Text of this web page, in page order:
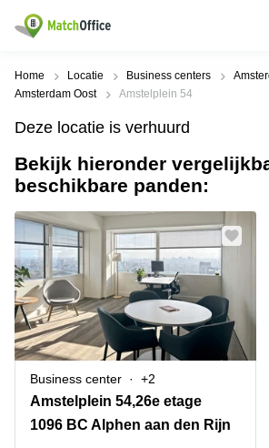
Huren / Verhuren
Productpagina's
Kantoorruimten
Business
Flexplekken
Coworking
Spaces
Vergaderruimten
Virtueel
Kantoor
Bedrijfsruimte
Populaire
Steden
Alkmaar
Oost
Amsterdam
Westpoort
Bergen
op
Zoom
Amersfoort
Breda
Hengelo
Populaire
zoekopdrachten
Kantoorruimte
in Breda
Kantoor
huren
Bergen
op
Zoom
Kantoor
huren
Tiel
Kantoor
huren
Reeuwijk
Help
Over ons
Voeg je kantoorruimte toe
Huurprijs
Log in
Home Locatie Business centers
Amsterdam Oost
Amstelplein 54
Deze locatie is verhuurd
Bekijk hieronder
beschikbare panden:
Business center +2
Amstelplein 54,26e etage
1096 BC Alphen aan den Rijn